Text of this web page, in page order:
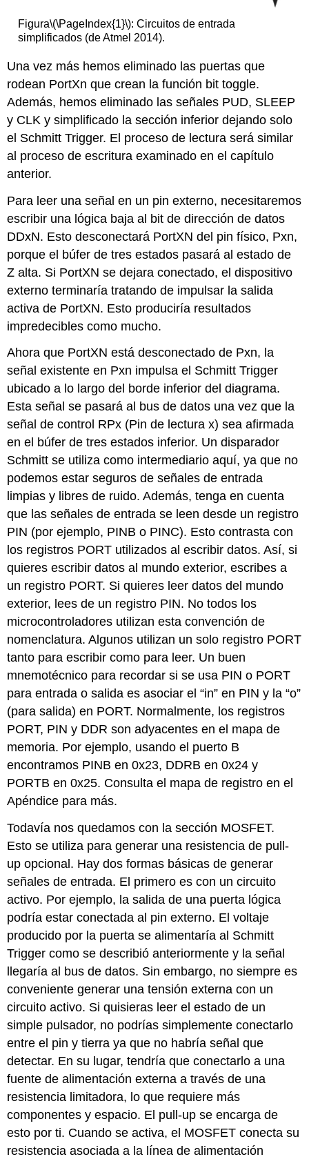
Figura\(\PageIndex{1}\): Circuitos de entrada
simplificados (de Atmel 2014).
Una vez más hemos eliminado las puertas que
rodean PortXn que crean la función bit toggle.
Además, hemos eliminado las señales PUD, SLEEP
y CLK y simplificado la sección inferior dejando solo
el Schmitt Trigger. El proceso de lectura será similar
al proceso de escritura examinado en el capítulo
anterior.
Para leer una señal en un pin externo, necesitaremos
escribir una lógica baja al bit de dirección de datos
DDxN. Esto desconectará PortXN del pin físico, Pxn,
porque el búfer de tres estados pasará al estado de
Z alta. Si PortXN se dejara conectado, el dispositivo
externo terminaría tratando de impulsar la salida
activa de PortXN. Esto produciría resultados
impredecibles como mucho.
Ahora que PortXN está desconectado de Pxn, la
señal existente en Pxn impulsa el Schmitt Trigger
ubicado a lo largo del borde inferior del diagrama.
Esta señal se pasará al bus de datos una vez que la
señal de control RPx (Pin de lectura x) sea afirmada
en el búfer de tres estados inferior. Un disparador
Schmitt se utiliza como intermediario aquí, ya que no
podemos estar seguros de señales de entrada
limpias y libres de ruido. Además, tenga en cuenta
que las señales de entrada se leen desde un registro
PIN (por ejemplo, PINB o PINC). Esto contrasta con
los registros PORT utilizados al escribir datos. Así, si
quieres escribir datos al mundo exterior, escribes a
un registro PORT. Si quieres leer datos del mundo
exterior, lees de un registro PIN. No todos los
microcontroladores utilizan esta convención de
nomenclatura. Algunos utilizan un solo registro PORT
tanto para escribir como para leer. Un buen
mnemotécnico para recordar si se usa PIN o PORT
para entrada o salida es asociar el “in” en PIN y la “o”
(para salida) en PORT. Normalmente, los registros
PORT, PIN y DDR son adyacentes en el mapa de
memoria. Por ejemplo, usando el puerto B
encontramos PINB en 0x23, DDRB en 0x24 y
PORTB en 0x25. Consulta el mapa de registro en el
Apéndice para más.
Todavía nos quedamos con la sección MOSFET.
Esto se utiliza para generar una resistencia de pull-
up opcional. Hay dos formas básicas de generar
señales de entrada. El primero es con un circuito
activo. Por ejemplo, la salida de una puerta lógica
podría estar conectada al pin externo. El voltaje
producido por la puerta se alimentaría al Schmitt
Trigger como se describió anteriormente y la señal
llegaría al bus de datos. Sin embargo, no siempre es
conveniente generar una tensión externa con un
circuito activo. Si quisieras leer el estado de un
simple pulsador, no podrías simplemente conectarlo
entre el pin y tierra ya que no habría señal que
detectar. En su lugar, tendría que conectarlo a una
fuente de alimentación externa a través de una
resistencia limitadora, lo que requiere más
componentes y espacio. El pull-up se encarga de
esto por ti. Cuando se activa, el MOSFET conecta su
resistencia asociada a la línea de alimentación